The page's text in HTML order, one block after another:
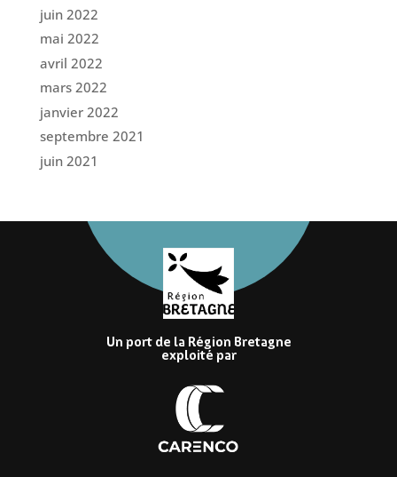
juin 2022
mai 2022
avril 2022
mars 2022
janvier 2022
septembre 2021
juin 2021
Un port de la Région Bretagne
exploité par